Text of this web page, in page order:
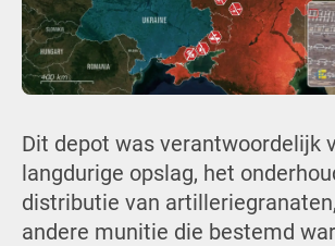
Dit depot was verantwoordelijk
langdurige opslag, het
distributie van
andere munitie die bestemd